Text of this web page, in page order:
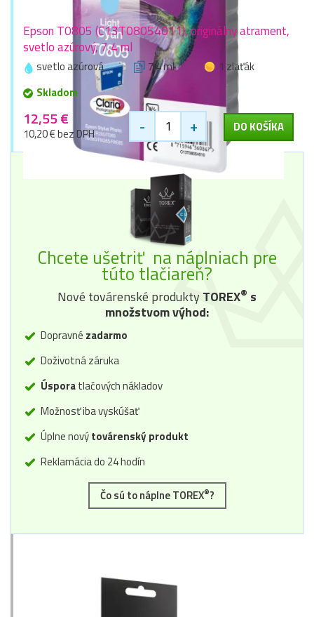
Epson T0805 (C13T08054011), originálny atrament,
svetlo azúrový, 7,4 ml
svetlo azúrová 7,4 ml
1 zlaťák
Skladom
12,55 €
10,20 € bez DPH - + DO KOŠÍKA
Chcete ušetriť na náplniach pre
túto tlačiareň?
Nové továrenské produktyTOREX® s
množstvom výhod:
Dopravné zadarmo
Doživotná záruka
Úsporatlačových nákladov
Možnosť iba vyskúšať
Úplne novýtovárenský produkt
Reklamácia do 24 hodín
Čo sú to náplne TOREX®?